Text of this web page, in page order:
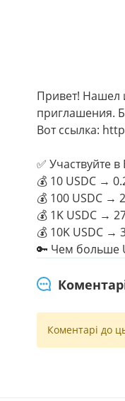
Привет! Нашел
приглашения.
Вот ссылка:
✅ Участвуйте
💰 10 USDC →
💰 100 USDC →
💰 1K USDC →
💰 10K USDC →
🔑 Чем больше
Коментарі до